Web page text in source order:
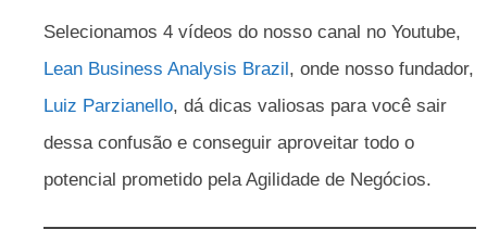
Selecionamos 4 vídeos do nosso canal no Youtube,
Lean Business Analysis Brazil , onde nosso fundador,
Luiz Parzianello, dá dicas valiosas para você sair
dessa confusão e conseguir aproveitar todo o
potencial prometido pela Agilidade de Negócios.